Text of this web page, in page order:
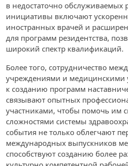
в недостаточно обслуживаемых
инициативы включают
иностранных врачей и
для программ резидентства,
широкий спектр квалификаций.
Более того, сотрудничество
учреждениями и медицинскими
к созданию программ
связывают опытных
участниками, чтобы помочь им
сложностями системы
события не только облегчают
международных выпускников
способствуют созданию более